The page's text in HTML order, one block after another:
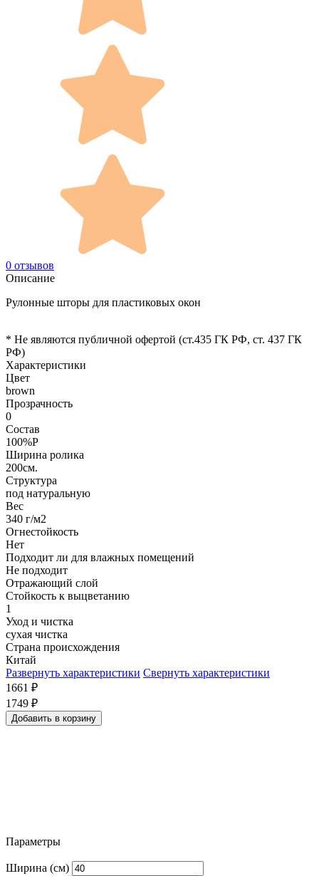
0 отзывов
Описание
Рулонные шторы для пластиковых окон
* Не являются публичной офертой (ст.435 ГК РФ, cт. 437 ГК
РФ)
Характеристики
Цвет
brown
Прозрачность
0
Состав
100%P
Ширина ролика
200см.
Структура
под натуральную
Вес
340 г/м2
Огнестойкость
Нет
Подходит ли для влажных помещений
Не подходит
Отражающий слой
Стойкость к выцветанию
1
Уход и чистка
сухая чистка
Страна происхождения
Китай
Развернуть характеристики Свернуть характеристики
1661 ₽
1749 ₽
Добавить в корзину
Параметры
Ширина (см)